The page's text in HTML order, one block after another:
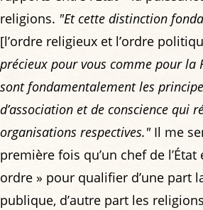
religions. "Et cette distinction
[l’ordre religieux et l’ordre
précieux pour vous comme pour la
sont fondamentalement les
d’association et de conscience qui
organisations respectives."Il me
première fois qu’un chef de
ordre » pour qualifier d’une part
publique, d’autre part les